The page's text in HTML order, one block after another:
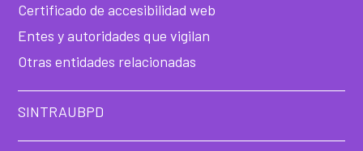
Certificado de accesibilidad web
Entes y autoridades que vigilan
Otras entidades relacionadas
SINTRAUBPD